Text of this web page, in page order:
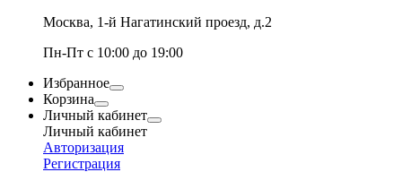
Москва, 1-й Нагатинский проезд, д.2
Пн-Пт с 10:00 до 19:00
Избранное
Корзина
Личный кабинет
Личный кабинет
Авторизация
Регистрация